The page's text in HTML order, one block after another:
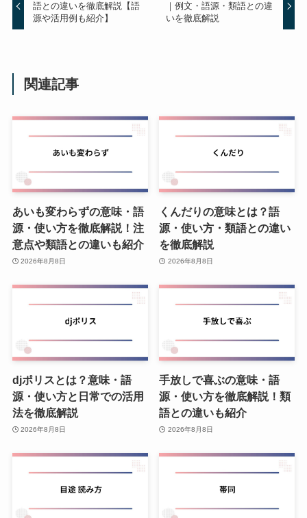
語との違いを徹底解説【語
源や活用例も紹介】
｜例文・語源・類語との違
いを徹底解説
関連記事
あいも変わらずの意味・語
源・使い方を徹底解説！注
意点や類語との違いも紹介
2026年8月8日
くんだりの意味とは？語
源・使い方・類語との違い
を徹底解説
2026年8月8日
djポリスとは？意味・語
源・使い方と日常での活用
法を徹底解説
2026年8月8日
手放しで喜ぶの意味・語
源・使い方を徹底解説！類
語との違いも紹介
2026年8月8日